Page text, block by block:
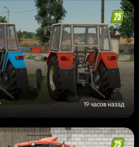
19 часов назад